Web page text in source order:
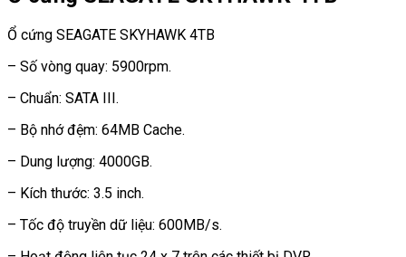
Ổ cứng SEAGATE SKYHAWK 4TB
– Số vòng quay: 5900rpm.
– Chuẩn: SATA III.
– Bộ nhớ đệm: 64MB Cache.
– Dung lượng: 4000GB.
– Kích thước: 3.5 inch.
– Tốc độ truyền dữ liệu: 600MB/s.